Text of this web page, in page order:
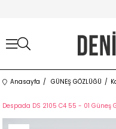
Anasayfa GÜNEŞ GÖZLÜĞÜ
Despada DS 2105 C4 55 - 01 Güneş